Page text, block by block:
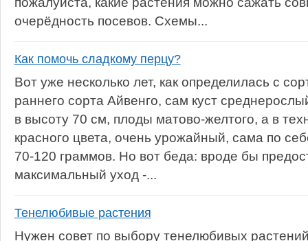
очерёдность посевов. Схемы...
Как помочь сладкому перцу?
Вот уже несколько лет, как определилась с
раннего сорта Айвенго, сам куст
в высоту 70 см, плоды матово-желтого, а в
красного цвета, очень урожайный, сама по
70-120 граммов. Но вот беда: вроде бы
максимальный уход -...
Тенелюбивые растения
Нужен совет по выбору тенелюбивых